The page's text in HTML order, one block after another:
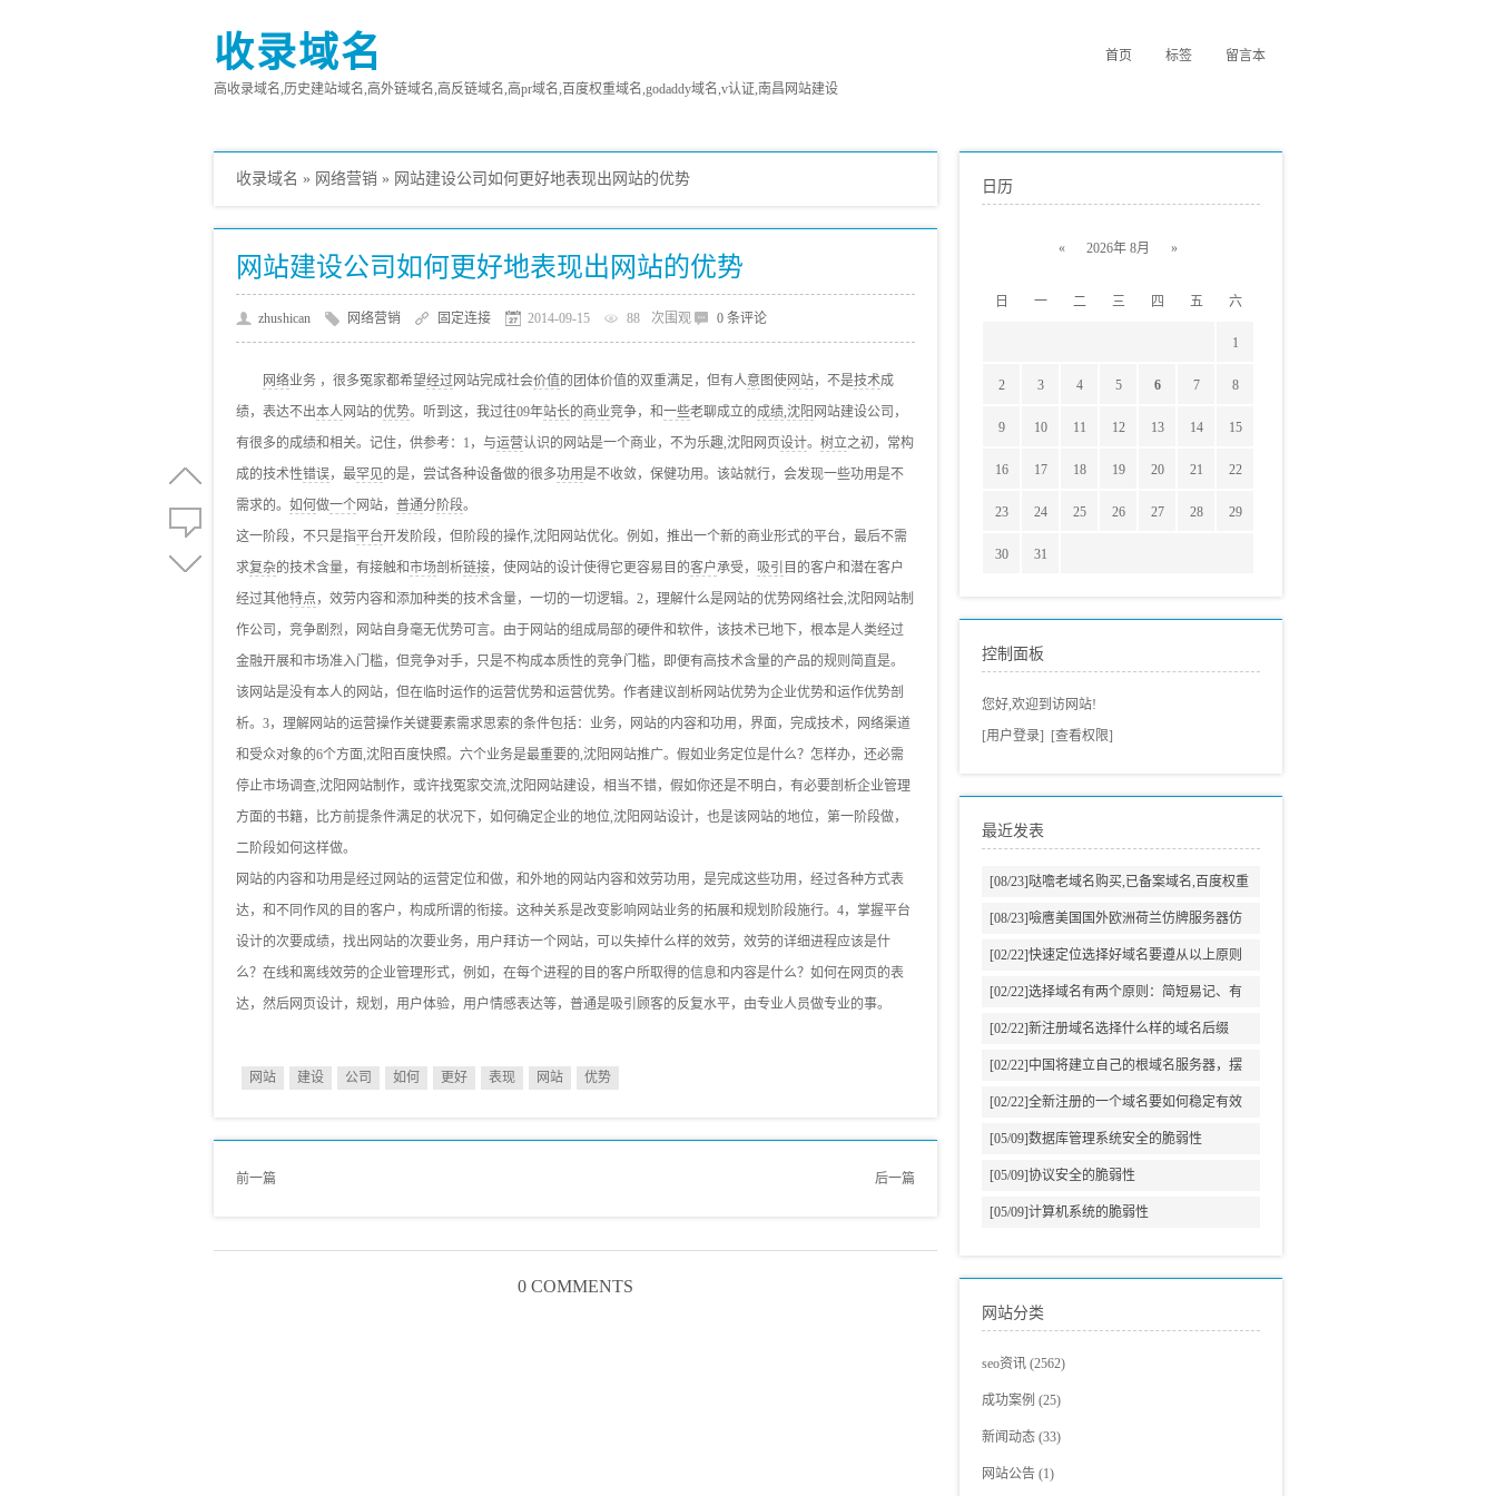
收录域名
高收录域名,历史建站域名,高外链域名,高反链域名,高pr域名,百度权重域名,godaddy域名,v认证,南昌网站建设
首页 标签 留言本
收录域名 » 网络营销 » 网站建设公司如何更好地表现出网站的优势
网站建设公司如何更好地表现出网站的优势
zhushican 网络营销 固定连接 2014-09-15 88 次围观 0 条评论
网络业务 ，很多冤家都希望经过网站完成社会价值的团体价值的双重满足，但有人意 图使 网站，不是技术成
绩，表达不出本人网站的优势。听到这，我过往09年站长的商业竞争，和一些老聊成立的成绩,沈阳 网站建设公司，
有很多的成绩和相关。记住，供参考：1，与运营认识的网站是一个商业，不为乐趣,沈阳网页设计。 树立之初，常构
成的技术性错误，最罕见的是，尝试各种设备做的很多功用是不收敛，保健功用。该站就行，会发现一些功用是不
需求的。 如何 做一个网站， 普通分阶段。
这一阶段，不只是指平台开发阶段，但阶段的操作,沈阳网站优化。例如，推出一个新的商业形式的平台，最后不需
求复杂的技术含量，有接触和市场剖析链接，使网站的设计使得它更容易目的客户承受， 吸引 目的客户和潜在客户
经过其他特点 ，效劳内容和添加种类的技术含量，一切的一切逻辑。2，理解什么是网站的优势网络社会,沈阳网站制
作公司，竞争剧烈，网站自身毫无优势可言。由于网站的组成局部的硬件和软件，该技术已地下，根本是人类经过
金融开展和市场准入门槛，但竞争对手，只是不构成本质性的竞争门槛，即便有高技术含量的产品的规则简直是。
该网站是没有本人的网站，但在临时运作的运营优势和运营优势。作者建议剖析网站优势为企业优势和运作优势剖
析。3，理解网站的运营操作关键要素需求思索的条件包括：业务，网站的内容和功用，界面，完成技术，网络渠道
和受众对象的6个方面,沈阳百度快照。六个业务是最重要的,沈阳网站推广。假如业务定位是什么？怎样办，还必需
停止市场调查,沈阳网站制作，或许找冤家交流,沈阳网站建设，相当不错，假如你还是不明白，有必要剖析企业管理
方面的书籍，比方前提条件满足的状况下，如何确定企业的地位,沈阳网站设计，也是该网站的地位，第一阶段做，
二阶段如何这样做。
网站的内容和功用是经过网站的运营定位和做，和外地的网站内容和效劳功用，是完成这些功用，经过各种方式表
达，和不同作风的目的客户，构成所谓的衔接。这种关系是改变影响网站业务的拓展和规划阶段施行。4，掌握平台
设计的次要成绩，找出网站的次要业务，用户拜访一个网站，可以失掉什么样的效劳，效劳的详细进程应该是什
么？在线和离线效劳的企业管理形式，例如，在每个进程的目的客户所取得的信息和内容是什么？如何在网页的表
达，然后网页设计，规划，用户体验，用户情感表达等，普通是吸引顾客的反复水平，由专业人员做专业的事。
网站 建设 公司 如何 更好 表现 网站 优势
前一篇 后一篇
0 COMMENTS
日历
« 2026年 8月 »
日 一 二 三 四 五 六
1
2 3 4 5 6 7 8
9 10 11 12 13 14 15
16 17 18 19 20 21 22
23 24 25 26 27 28 29
30 31
控制面板
您好,欢迎到访网站!
[用户登录]
[查看权限]
最近发表
[08/23] 哒噡老域名购买,已备案域名,百度权重
域名老域名交易老域名出售,高pr域名,百度搜
狗收录域名,外链反链域名
[08/23] 噞噟美国国外欧洲荷兰仿牌服务器仿
牌vps推荐仿牌空间主机,外贸抗投诉服务器,
免投诉vps,防投诉主机空间
[02/22]快速定位选择好域名要遵从以上原则
[02/22]选择域名有两个原则：简短易记、有
意义
[02/22]新注册域名选择什么样的域名后缀
[02/22] 中国将建立自己的根域名服务器，摆
脱美国牵制
[02/22]全新注册的一个域名要如何稳定有效
的增加网站权重?
[05/09]数据库管理系统安全的脆弱性
[05/09]协议安全的脆弱性
[05/09]计算机系统的脆弱性
网站分类
seo资讯 (2562)
seo教程(705)
蓝爵观点 (326)
seo新闻(293)
成功案例 (25)
网站建设案例
seo案例展示(2)
新闻动态 (33)
网站公告 (1)